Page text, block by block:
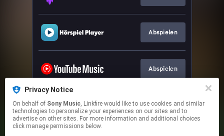
Privacy Notice
On behalf of Sony Music, Linkfire would like to use cookies and similar
technologies to personalize your experiences on our sites and to
advertise on other sites. For more information and additional choices
click manage permissions below.
Abspielen
Abspielen
Abspielen